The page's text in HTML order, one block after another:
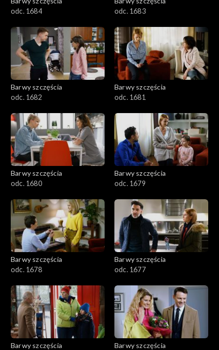
odc. 1684
odc. 1683
Barwy szczęścia
odc. 1682
Barwy szczęścia
odc. 1681
Barwy szczęścia
odc. 1680
Barwy szczęścia
odc. 1679
Barwy szczęścia
odc. 1678
Barwy szczęścia
odc. 1677
Barwy szczęścia
Barwy szczęścia